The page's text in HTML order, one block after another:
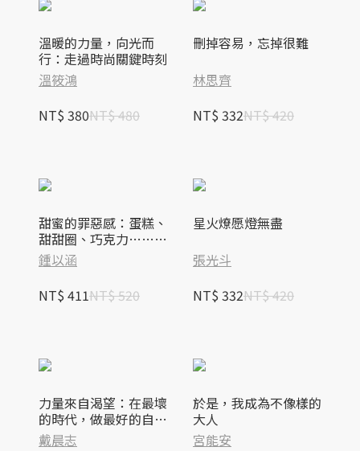
溫暖的力量，向光而
行：走過時尚關鍵時刻
溫筱鴻
NT$ 380NT$ 480
刪掉容易，忘掉很難
林思齊
NT$ 332NT$ 420
甜蜜的罪惡感：蛋糕、
甜甜圈、巧克力……關
於食物、慾望與不必完
美的我們【中英文雙語
對照】
鍾以涵
NT$ 411NT$ 520
星火燎愿燈無盡
張光斗
NT$ 332NT$ 420
力量來自渴望：在最壞
的時代，做最好的自己
（暢銷12年紀念版）
戴晨志
於是，我成為不像樣的
大人
宮能安